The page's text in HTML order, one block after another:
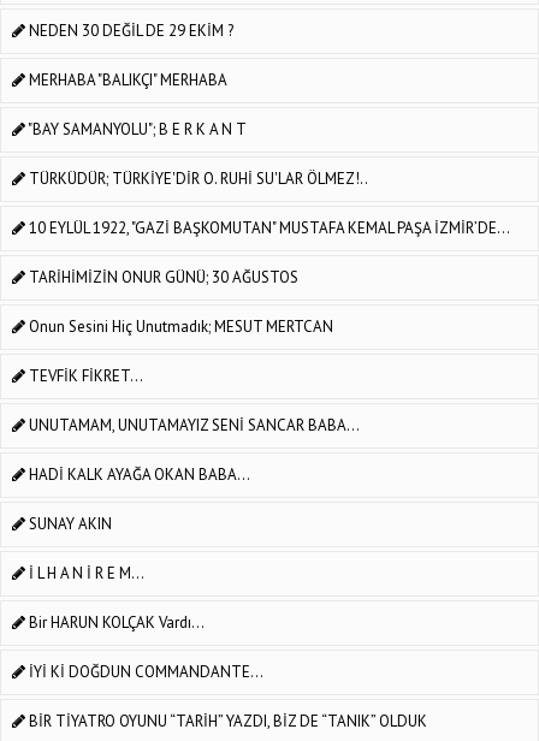
NEDEN 30 DEĞİL DE 29 EKİM ?
MERHABA "BALIKÇI" MERHABA
"BAY SAMANYOLU"; B E R K A N T
TÜRKÜDÜR; TÜRKİYE'DİR O. RUHİ SU'LAR ÖLMEZ!..
10 EYLÜL 1922, "GAZİ BAŞKOMUTAN" MUSTAFA KEMAL PAŞA İZMİR’DE...
TARİHİMİZİN ONUR GÜNÜ; 30 AĞUSTOS
Onun Sesini Hiç Unutmadık; MESUT MERTCAN
TEVFİK FİKRET...
UNUTAMAM, UNUTAMAYIZ SENİ SANCAR BABA...
HADİ KALK AYAĞA OKAN BABA...
SUNAY AKIN
İ L H A N İ R E M...
Bir HARUN KOLÇAK Vardı...
İYİ Kİ DOĞDUN COMMANDANTE...
BİR TİYATRO OYUNU “TARİH” YAZDI, BİZ DE “TANIK” OLDUK